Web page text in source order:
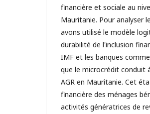
financière et sociale au
Mauritanie. Pour analyser
avons utilisé le modèle
durabilité de l'inclusion
IMF et les banques
que le microcrédit conduit
AGR en Mauritanie. Cet
financière des ménages
activités génératrices de